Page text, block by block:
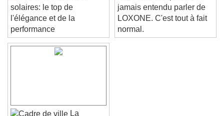
Tuiles terre cuite et
solaires: le top de
l'élégance et de la
performance
Vous n'avez peut-être
jamais entendu parler de
LOXONE. C'est tout à fait
normal.